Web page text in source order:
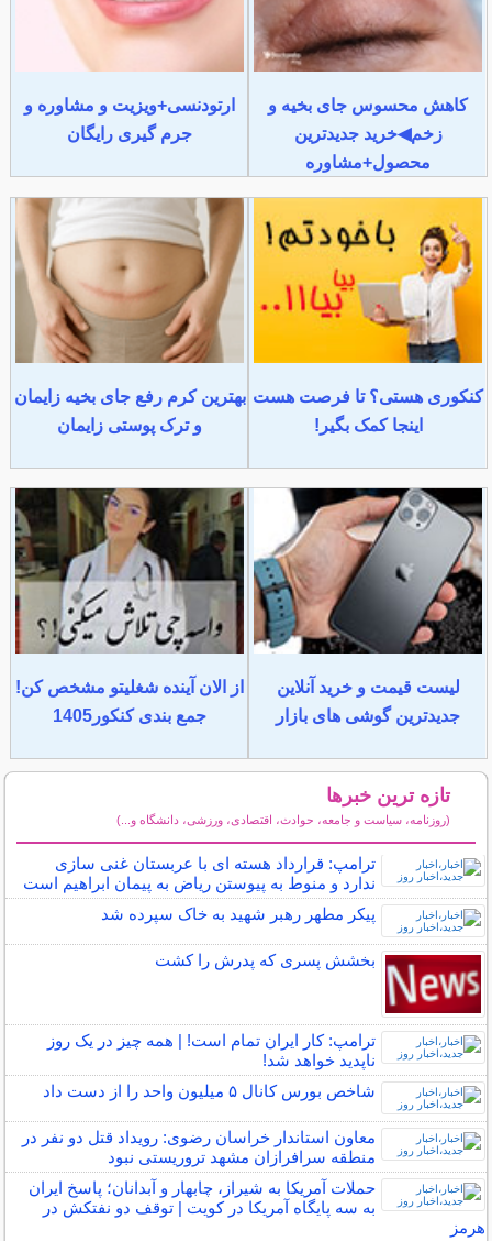
کاهش محسوس جای بخیه و
زخم◀خرید جدیدترین
محصول+مشاوره
ارتودنسی+ویزیت و مشاوره و
جرم گیری رایگان
کنکوری هستی؟ تا فرصت هست
اینجا کمک بگیر!
بهترین کرم رفع جای بخیه زایمان
و ترک پوستی زایمان
لیست قیمت و خرید آنلاین
جدیدترین گوشی های بازار
از الان آینده شغلیتو مشخص کن!
جمع بندی کنکور1405
تازه ترین خبرها
(روزنامه، سیاست و جامعه، حوادث، اقتصادی، ورزشی، دانشگاه و...)
ترامپ: قرارداد هسته ای با عربستان غنی سازی
ندارد و منوط به پیوستن ریاض به پیمان ابراهیم است
پیکر مطهر رهبر شهید به خاک سپرده شد
بخشش پسری که پدرش را کشت
ترامپ: کار ایران تمام است! | همه چیز در یک روز
ناپدید خواهد شد!
شاخص بورس کانال ۵ میلیون واحد را از دست داد
معاون استاندار خراسان رضوی: رویداد قتل دو نفر در
منطقه سرافرازان مشهد تروریستی نبود
حملات آمریکا به شیراز، چابهار و آبدانان؛ پاسخ ایران
به سه پایگاه آمریکا در کویت | توقف دو نفتکش در
هرمز